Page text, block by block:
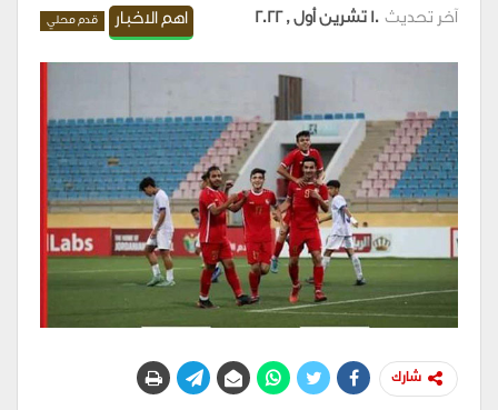
اهم الاخبار قدم محلي آخر تحديث10 تشرين أول , 2022
شارك